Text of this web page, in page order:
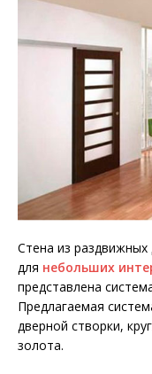
Стена из
для небольших
представлена
Предлагаемая
дверной створки,
золота.